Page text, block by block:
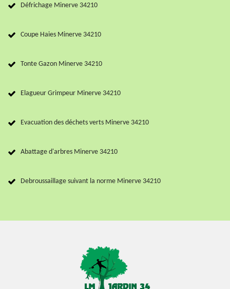
Défrichage Minerve 34210
Coupe Haies Minerve 34210
Tonte Gazon Minerve 34210
Elagueur Grimpeur Minerve 34210
Evacuation des déchets verts Minerve 34210
Abattage d'arbres Minerve 34210
Debroussaillage suivant la norme Minerve 34210